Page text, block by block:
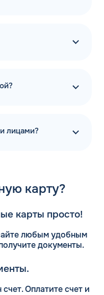
лицами?
карту?
карты просто!
любым удобным
документы.
Оплатите счет и